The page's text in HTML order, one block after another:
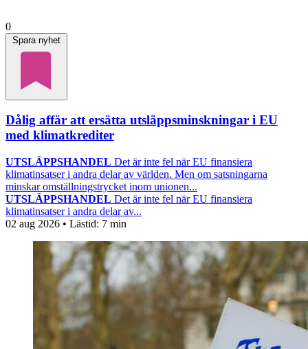
0
Spara nyhet
Dålig affär att ersätta utsläppsminskningar i EU
med klimatkrediter
UTSLÄPPSHANDEL Det är inte fel när EU finansiera
klimatinsatser i andra delar av världen. Men om satsningarna
minskar omställningstrycket inom unionen...
UTSLÄPPSHANDEL Det är inte fel när EU finansiera
klimatinsatser i andra delar av...
02 aug 2026 • Lästid: 7 min